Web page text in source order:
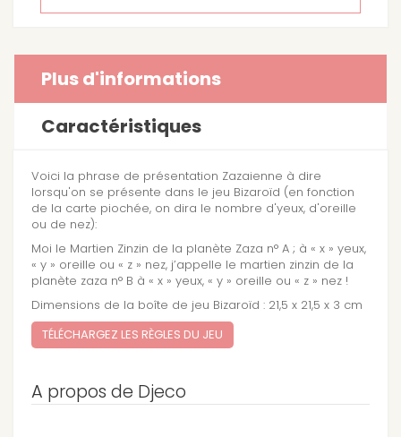
Plus d'informations
Caractéristiques
Voici la phrase de présentation Zazaienne à dire
lorsqu'on se présente dans le jeu Bizaroïd (en fonction
de la carte piochée, on dira le nombre d'yeux, d'oreille
ou de nez):
Moi le Martien Zinzin de la planète Zaza n° A ; à « x » yeux,
« y » oreille ou « z » nez, j’appelle le martien zinzin de la
planète zaza n° B à « x » yeux, « y » oreille ou « z » nez !
Dimensions de la boîte de jeu Bizaroïd : 21,5 x 21,5 x 3 cm
TÉLÉCHARGEZ LES RÈGLES DU JEU
A propos de Djeco